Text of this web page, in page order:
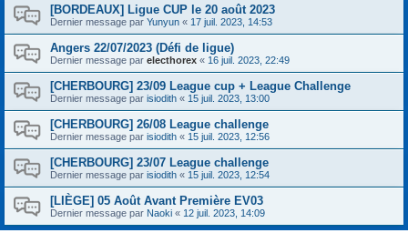
[BORDEAUX] Ligue CUP le 20 août 2023
Dernier message par Yunyun « 17 juil. 2023, 14:53
Angers 22/07/2023 (Défi de ligue)
Dernier message par electhorex « 16 juil. 2023, 22:49
[CHERBOURG] 23/09 League cup + League Challenge
Dernier message par isiodith « 15 juil. 2023, 13:00
[CHERBOURG] 26/08 League challenge
Dernier message par isiodith « 15 juil. 2023, 12:56
[CHERBOURG] 23/07 League challenge
Dernier message par isiodith « 15 juil. 2023, 12:54
[LIÈGE] 05 Août Avant Première EV03
Dernier message par Naoki « 12 juil. 2023, 14:09